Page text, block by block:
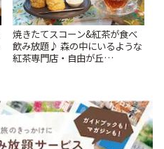
焼きたてスコーン&紅茶が食べ
飲み放題♪ 森の中にいるような
紅茶専門店・自由が丘